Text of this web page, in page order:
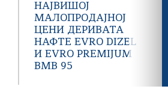
НАЈВИШОЈ
МАЛОПРОДАЈНОЈ
ЦЕНИ ДЕРИВАТА
НАФТЕ EVRO DIZEL
И EVRO PREMIJUM
BMB 95